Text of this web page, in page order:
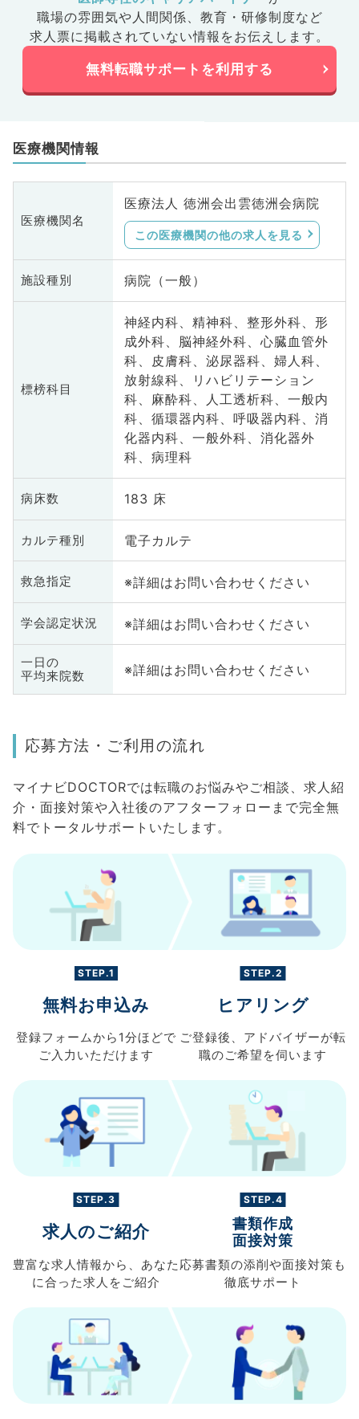
職場の雰囲気や人間関係、 教育・研修制度など
求人票に掲載されていない情報をお伝えします。
無料転職サポートを利用する
医療機関情報
医療機関名
医療法人 徳洲会出雲徳洲会病院
この医療機関の他の求人を見る
施設種別 病院（一般）
標榜科目
神経内科、精神科、整形外科、形
成外科、脳神経外科、心臓血管外
科、皮膚科、泌尿器科、婦人科、
放射線科、リハビリテーション
科、麻酔科、人工透析科、一般内
科、循環器内科、呼吸器内科、消
化器内科、一般外科、消化器外
科、病理科
病床数 183 床
カルテ種別 電子カルテ
救急指定 ※詳細はお問い合わせください
学会認定状況 ※詳細はお問い合わせください
一日の
平均来院数
※詳細はお問い合わせください
応募方法・ご利用の流れ
マイナビDOCTORでは転職のお悩みやご相談、求人紹
介・面接対策や入社後のアフターフォローまで完全無
料でトータルサポートいたします。
STEP.1
無料お申込み
登録フォームから 1分ほどで
ご入力 いただけます
STEP.2
ヒアリング
ご登録後、 アドバイザーが転
職のご希望を伺います
STEP.3
求人のご紹介
豊富な求人情報から、 あなた
に合った求人を ご紹介
STEP.4
書類作成
面接対策
応募書類の添削や面接対策も
徹底サポート